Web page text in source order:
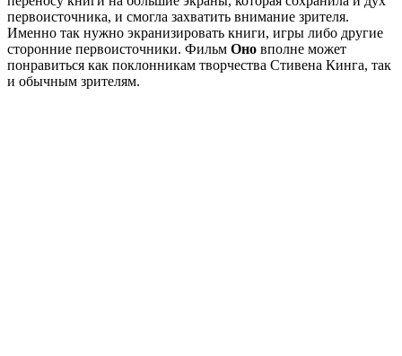
первоисточника, и смогла захватить внимание зрителя.
Именно так нужно экранизировать книги, игры либо другие
сторонние первоисточники. Фильм Оно вполне может
понравиться как поклонникам творчества Стивена Кинга, так
и обычным зрителям.